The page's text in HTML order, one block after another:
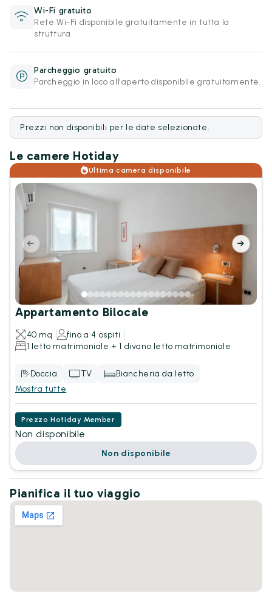
Wi-Fi gratuito
Rete Wi-Fi disponibile gratuitamente in tutta la
struttura.
Parcheggio gratuito
Parcheggio in loco all'aperto disponibile gratuitamente.
Prezzi non disponibili per le date selezionate.
Le camere Hotiday
Ultima camera disponibile
Appartamento Bilocale
40 mq
fino a 4 ospiti
1 letto matrimoniale + 1 divano letto matrimoniale
Doccia TV
Biancheria da letto
Mostra tutte
Prezzo Hotiday Member
Non disponibile
Non disponibile
Pianifica il tuo viaggio